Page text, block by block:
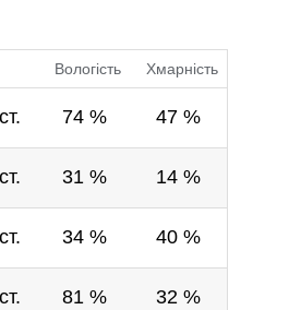
Вологість Хмарність
74 % 47 %
31 % 14 %
34 % 40 %
81 % 32 %